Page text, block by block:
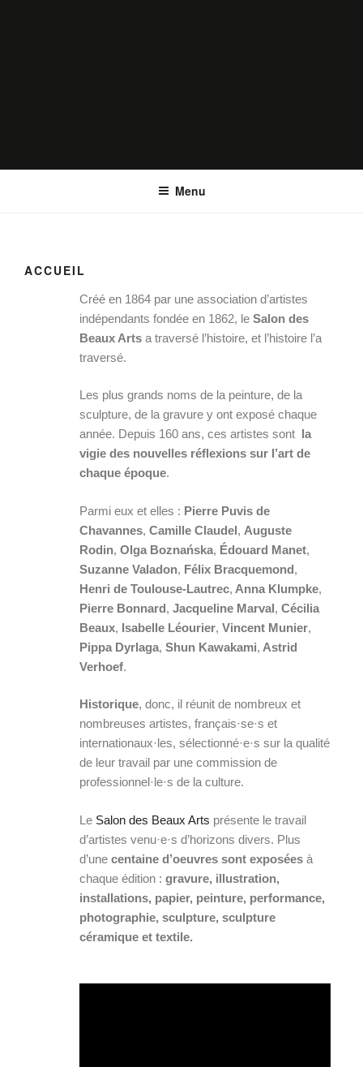
SALON DES BEAUX ARTS
Le Salon historique de la Fondation Nationale des Beaux Arts
Menu
ACCUEIL
Créé en 1864 par une association d’artistes
indépendants fondée en 1862, leSalon des
Beaux Arts a traversé l’histoire, et l’histoire l’a
traversé.
Les plus grands noms de la peinture, de la
sculpture, de la gravure y ont exposé chaque
année. Depuis 160 ans, ces artistes sont la
vigie des nouvelles réflexions sur l’art de
chaque époque.
Parmi eux et elles : Pierre Puvis de
Chavannes,Camille Claudel, Auguste
Rodin, Olga Boznańska, Édouard Manet,
Suzanne Valadon, Félix Bracquemond,
Henri de Toulouse-Lautrec, Anna Klumpke,
Pierre Bonnard, Jacqueline Marval, Cécilia
Beaux, Isabelle Léourier,Vincent Munier,
Pippa Dyrlaga,Shun Kawakami, Astrid
Verhoef.
Historique, donc, il réunit de nombreux et
nombreuses artistes, français·se·s et
internationaux·les, sélectionné·e·s sur la qualité
de leur travail par une commission de
professionnel·le·s de la culture.
Le Salon des Beaux Arts présente le travail
d’artistes venu·e·s d’horizons divers. Plus
d’une centaine d’oeuvres sont exposées à
chaque édition :gravure, illustration,
installations, papier, peinture, performance,
photographie, sculpture, sculpture
céramique et textile.